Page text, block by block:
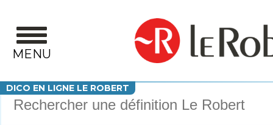
MENU
DICO EN LIGNE LE ROBERT
Votre recherche